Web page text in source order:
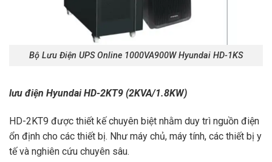
Bộ Lưu Điện UPS Online 1000VA900W Hyundai HD-1KS
lưu điện Hyundai HD-2KT9 (2KVA/1.8KW)
HD-2KT9 được thiết kế chuyên biệt nhằm duy trì nguồn điện
ổn định cho các thiết bị. Như máy chủ, máy tính, các thiết bị y
tế và nghiên cứu chuyên sâu.